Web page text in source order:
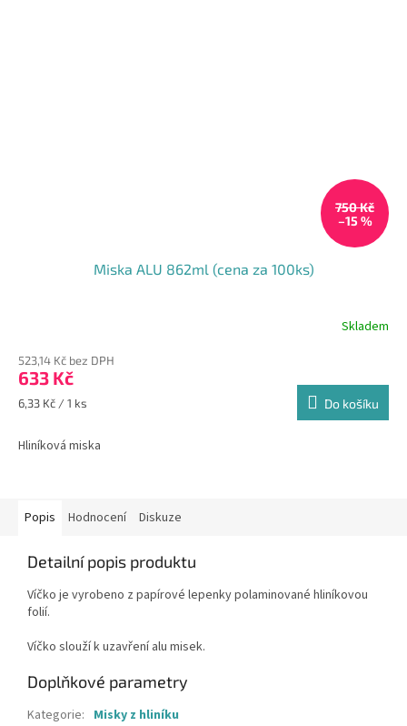
750 Kč
–15 %
Miska ALU 862ml (cena za 100ks)
Skladem
523,14 Kč bez DPH
633 Kč
Měrná
6,33 Kč / 1 ks Do košíku
Hliníková miska
Popis Hodnocení Diskuze
Detailní popis produktu
Víčko je vyrobeno z papírové lepenky polaminované hliníkovou
folií.
Víčko slouží k uzavření alu misek.
Doplňkové parametry
Kategorie: Misky z hliníku